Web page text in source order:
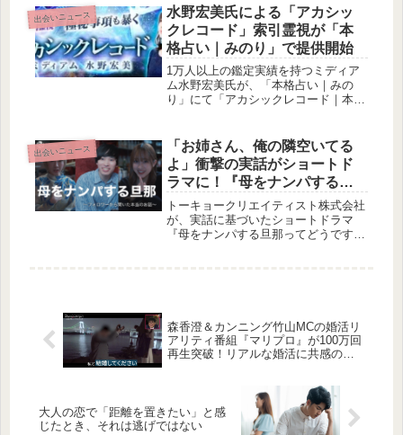
に込められたメッセージについてご紹
介します。
出会いニュース
水野宏美氏による「アカシッ
クレコード」索引霊視が「本
格占い｜みのり」で提供開始
1万人以上の鑑定実績を持つミディア
ム水野宏美氏が、「本格占い｜みの
り」にて「アカシックレコード｜本
クセスし、過去・現在・未来、そして
あなたの本音や宿縁を徹底解読する、
その真実をぜひご体験ください。
出会いニュース
「お姉さん、俺の隣空いてる
よ」衝撃の実話がショートド
ラマに！『母をナンパする旦
那ってどうですか？』配信開
始
トーキョークリエイティスト株式会社
が、実話に基づいたショートドラマ
『母をナンパする旦那ってどうです
森香澄＆カンニング竹山MCの婚活リ
アリティ番組『マリプロ』が100万回
再生突破！リアルな婚活に共感の声
大人の恋で「距離を置きたい」と感
じたとき、それは逃げではない